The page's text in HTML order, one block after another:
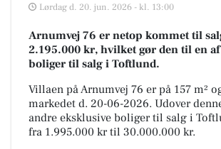
Lørdag d. 20. jun. 2026 - kl. 13:00
Arnumvej 76 er netop kommet til
2.195.000 kr, hvilket gør den til en af
boliger til salg i Toftlund.
Villaen på Arnumvej 76 er på 157 m²
markedet d. 20-06-2026. Udover
andre eksklusive boliger til salg i
fra 1.995.000 kr til 30.000.000 kr.